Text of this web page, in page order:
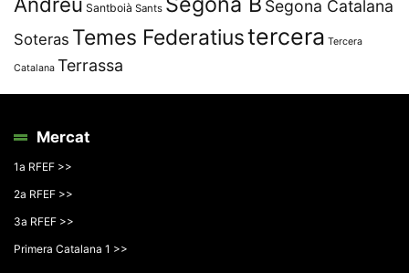
Santboià Sants Segona Catalana
Soteras Temes Federatiustercera Tercera
Catalana Terrassa
Mercat
1a RFEF >>
2a RFEF >>
3a RFEF >>
Primera Catalana 1 >>